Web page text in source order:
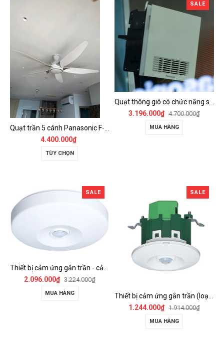
4.400.000₫
TÙY CHỌN
SALE
Quạt thông gió có chức năng sưởi ấm, dùng cho phòng tắm - FV-30BZ1
3.196.000₫ 4.700.000₫
MUA HÀNG
SALE
2.096.000₫ 3.224.000₫
MUA HÀNG
SALE
1.244.000₫ 1.914.000₫
MUA HÀNG